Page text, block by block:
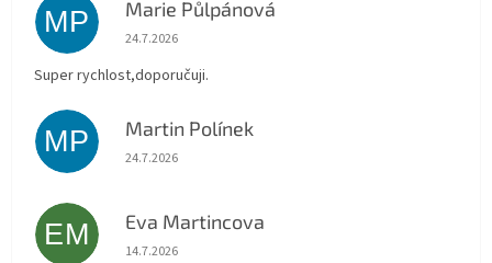
MP Marie Půlpánová
Hodnocení obchodu je 5 z 5 hvězdiček.
24.7.2026
Super rychlost,doporučuji.
MP Martin Polínek
Hodnocení obchodu je 5 z 5 hvězdiček.
24.7.2026
EM Eva Martincova
Hodnocení obchodu je 5 z 5 hvězdiček.
14.7.2026